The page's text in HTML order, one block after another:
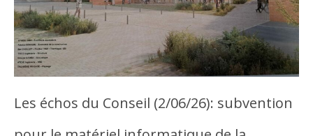
Les échos du Conseil (2/06/26): subvention